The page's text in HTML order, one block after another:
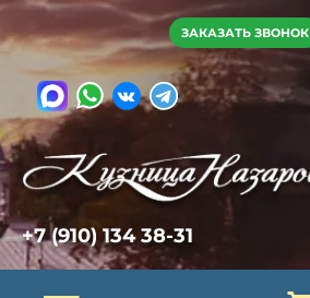
ЗАКАЗАТЬ ЗВОНОК
+7 (910) 134 38-31